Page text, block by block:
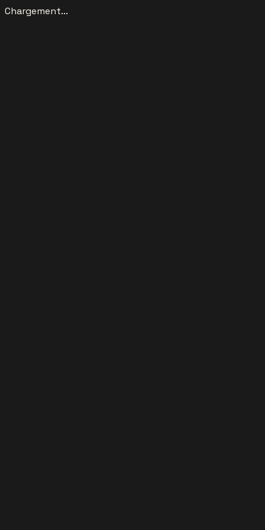
Chargement...